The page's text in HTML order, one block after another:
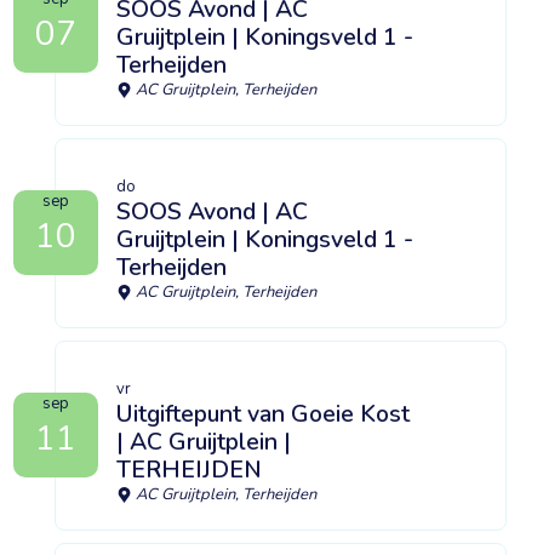
07
SOOS Avond | AC
Gruijtplein | Koningsveld 1 -
Terheijden
AC Gruijtplein, Terheijden
sep
10
do
SOOS Avond | AC
Gruijtplein | Koningsveld 1 -
Terheijden
AC Gruijtplein, Terheijden
sep
11
vr
Uitgiftepunt van Goeie Kost
| AC Gruijtplein |
TERHEIJDEN
AC Gruijtplein, Terheijden